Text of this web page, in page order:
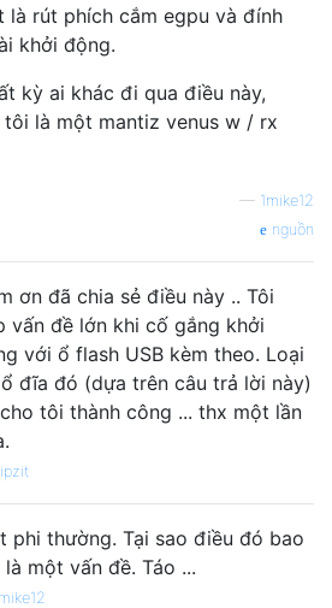
là rút phích cắm egpu và đính
khởi động.
kỳ ai khác đi qua điều này,
tôi là một mantiz venus w / rx
— 1mike12
nguồn
ơn đã chia sẻ điều này .. Tôi
vấn đề lớn khi cố gắng khởi
với ổ flash USB kèm theo. Loại
đĩa đó (dựa trên câu trả lời này)
tôi thành công ... thx một lần
phi thường. Tại sao điều đó bao
một vấn đề. Táo ...